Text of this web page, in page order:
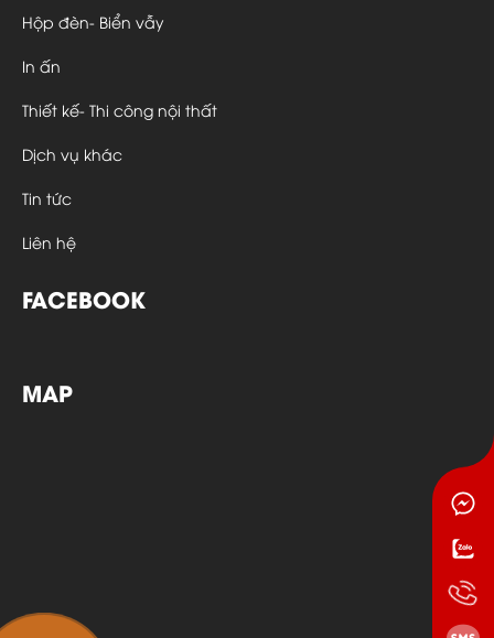
Hộp đèn- Biển vẫy
In ấn
Thiết kế- Thi công nội thất
Dịch vụ khác
Tin tức
Liên hệ
FACEBOOK
MAP